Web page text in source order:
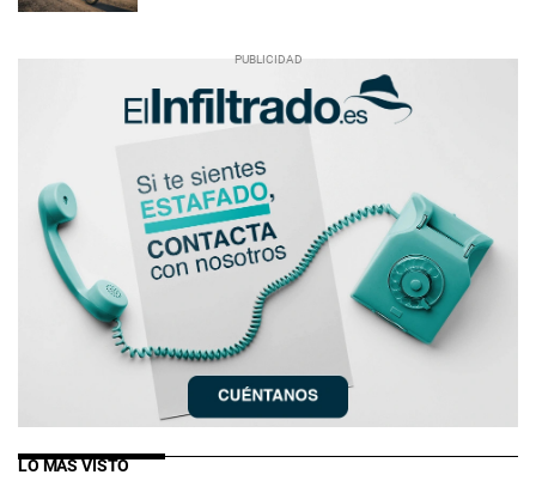
LO MÁS VISTO